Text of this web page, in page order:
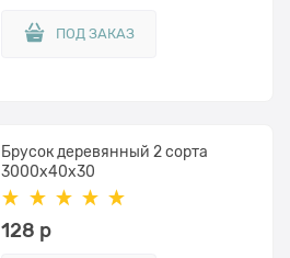
ПОД ЗАКАЗ
Брусок деревянный 2 сорта
3000x40х30
128 р